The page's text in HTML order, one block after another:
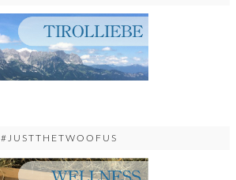
#JUSTTHETWOOFUS